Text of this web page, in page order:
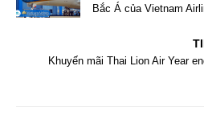
Bắc Á của Vietnam
Khuyến mãi Thai Lion Air Year